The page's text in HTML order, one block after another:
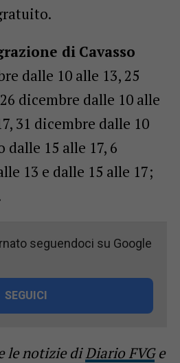
di Cavasso
dalle 10 alle 13, 25
dicembre dalle 10 alle
31 dicembre dalle 10
dalle 15 alle 17, 6
13 e dalle 15 alle 17;
seguendoci su Google
SEGUICI
le notizie diDiario FVGe